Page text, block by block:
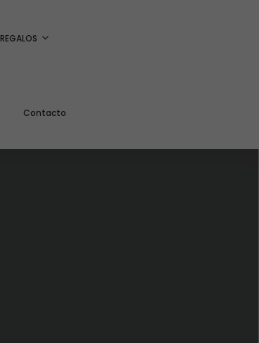
REGALOS
Contacto